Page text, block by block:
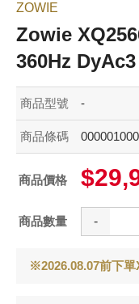
ZOWIE
Zowie
360Hz DyAc3
商品型號 -
商品條碼
商品價格
商品數量 -
※2026.08.07前下單